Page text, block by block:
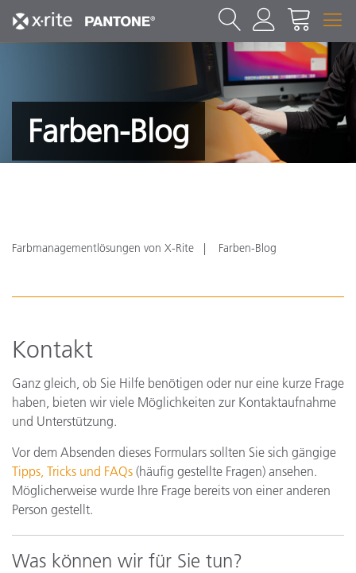
Farben-Blog
Farbmanagementlösungen von X-Rite Farben-Blog
Kontakt
Ganz gleich, ob Sie Hilfe benötigen oder nur eine kurze Frage
haben, bieten wir viele Möglichkeiten zur Kontaktaufnahme
und Unterstützung.
Vor dem Absenden dieses Formulars sollten Sie sich gängige
Tipps, Tricks und FAQs (häufig gestellte Fragen) ansehen.
Möglicherweise wurde Ihre Frage bereits von einer anderen
Person gestellt.
Was können wir für Sie tun?